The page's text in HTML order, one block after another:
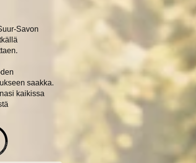
Savon
saakka.
kaikissa